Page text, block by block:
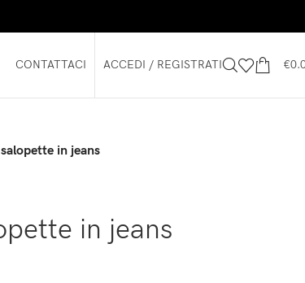
CONTATTACI ACCEDI / REGISTRATI €
in jeans
in jeans